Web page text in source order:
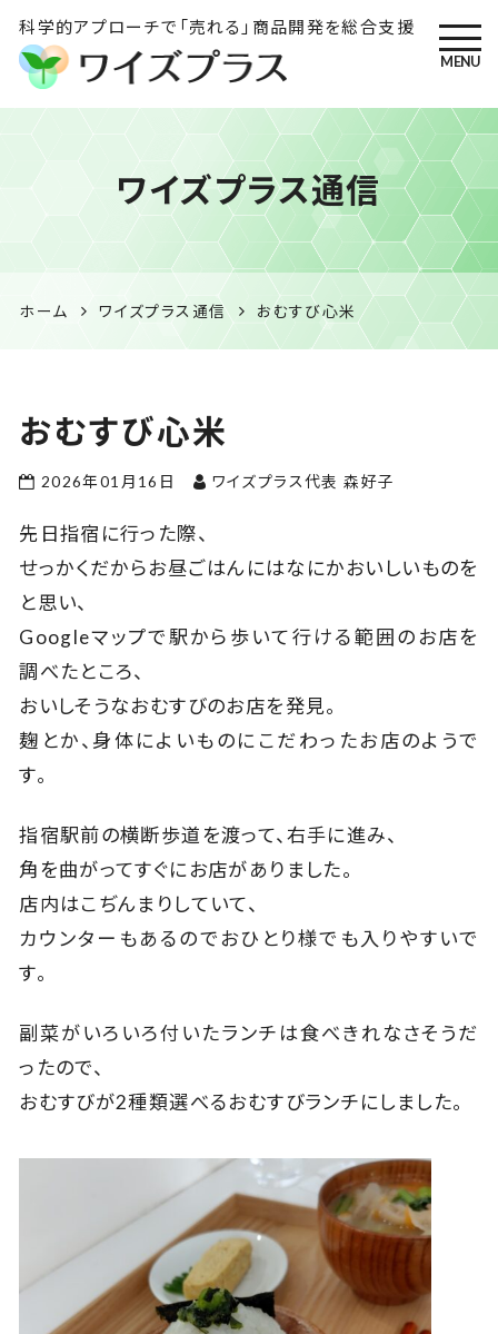
科学的アプローチで「売れる」商品開発を総合支援
ワイズプラス｜鹿児島の特産
品開発・HACCP衛生管理・食
品表示の専門コンサル
MENU
ワイズプラス通信
ホーム ワイズプラス通信 おむすび心米
おむすび心米
2026年01月16日 ワイズプラス代表 森好子
先日指宿に行った際、
せっかくだからお昼ごはんにはなにかおいしいものを
と思い、
Googleマップで駅から歩いて行ける範囲のお店を
調べたところ、
おいしそうなおむすびのお店を発見。
麹とか、身体によいものにこだわったお店のようで
す。
指宿駅前の横断歩道を渡って、右手に進み、
角を曲がってすぐにお店がありました。
店内はこぢんまりしていて、
カウンターもあるのでおひとり様でも入りやすいで
す。
副菜がいろいろ付いたランチは食べきれなさそうだ
ったので、
おむすびが2種類選べるおむすびランチにしました。